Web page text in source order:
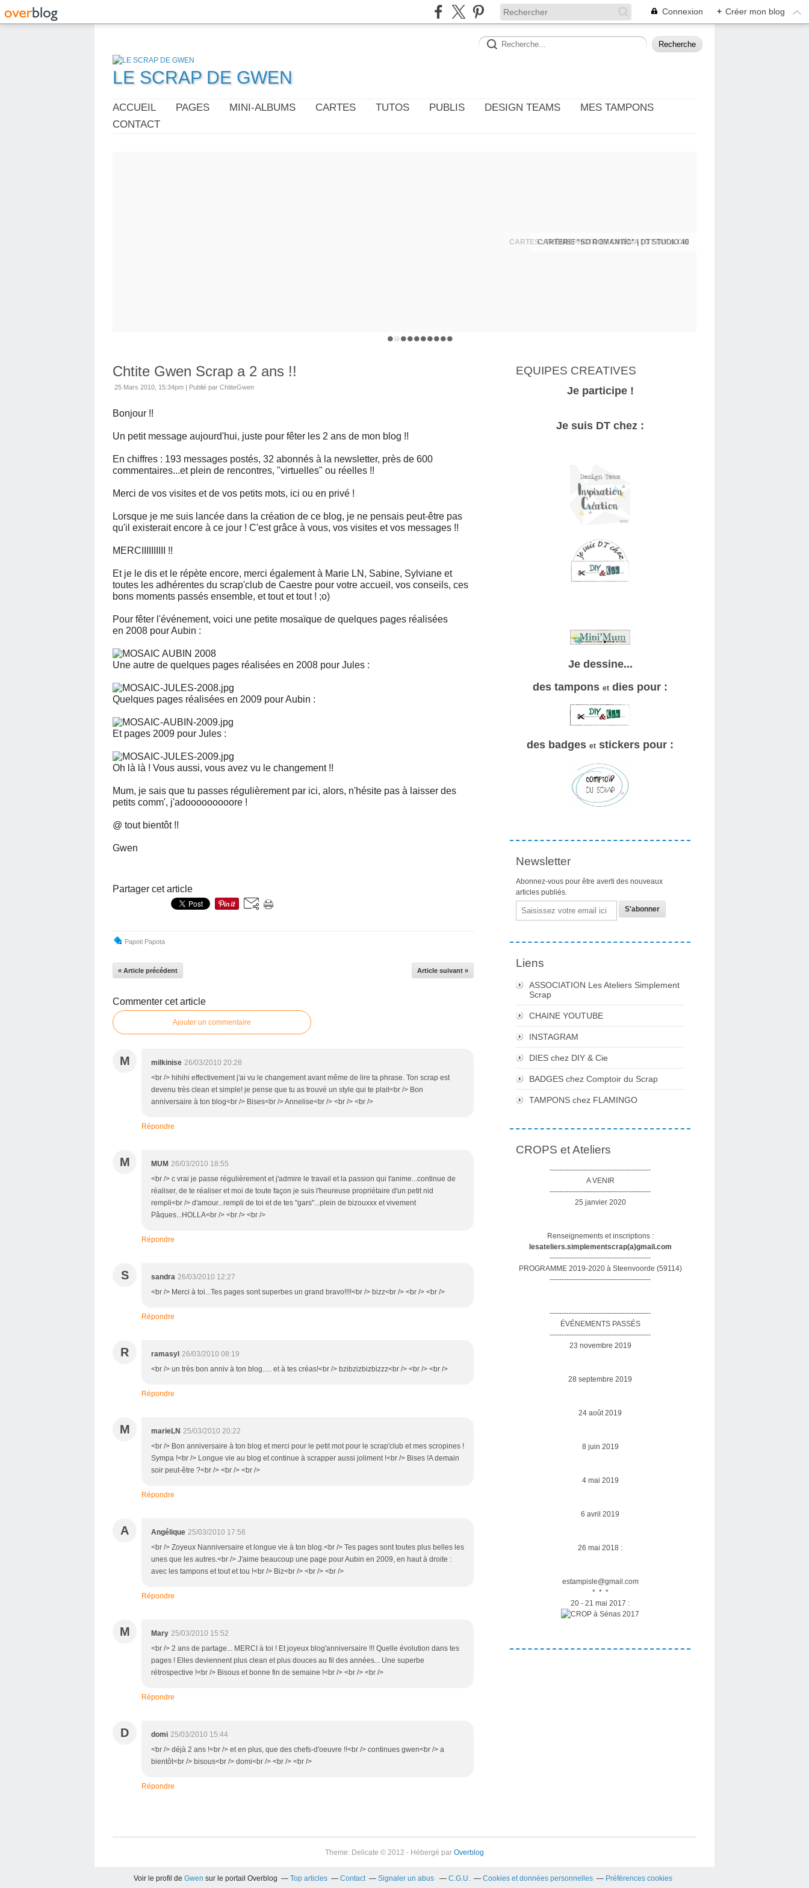
Connexion + Créer mon blog
LE SCRAP DE GWEN
ACCUEIL PAGES MINI-ALBUMS CARTES TUTOS PUBLIS DESIGN TEAMS
MES TAMPONS
CONTACT
CARTERIE "SO ROMANTIC" | DT STUDIO 40
CARTES : THÈME PHOTO ET CINÉMA | DT DIY & CIE
Chtite Gwen Scrap a 2 ans !!
25 Mars 2010, 15:34pm | Publié par ChtiteGwen
Bonjour !!
Un petit message aujourd'hui, juste pour fêter les 2 ans de mon blog !!
En chiffres : 193 messages postés, 32 abonnés à la newsletter, près de 600
commentaires...et plein de rencontres, "virtuelles" ou réelles !!
Merci de vos visites et de vos petits mots, ici ou en privé !
Lorsque je me suis lancée dans la création de ce blog, je ne pensais peut-être pas
qu'il existerait encore à ce jour ! C'est grâce à vous, vos visites et vos messages !!
MERCIIIIIIIIII !!
Et je le dis et le répète encore, merci également à Marie LN, Sabine, Sylviane et
toutes les adhérentes du scrap'club de Caestre pour votre accueil, vos conseils, ces
bons moments passés ensemble, et tout et tout ! ;o)
Pour fêter l'événement, voici une petite mosaïque de quelques pages réalisées
en 2008 pour Aubin :
Une autre de quelques pages réalisées en 2008 pour Jules :
Quelques pages réalisées en 2009 pour Aubin :
Et pages 2009 pour Jules :
Oh là là ! Vous aussi, vous avez vu le changement !!
Mum, je sais que tu passes régulièrement par ici, alors, n'hésite pas à laisser des
petits comm', j'adooooooooore !
@ tout bientôt !!
Gwen
Partager cet article
Papoti Papota
« Article précédent Article suivant »
Commenter cet article
Ajouter un commentaire
M milkinise 26/03/2010 20:28
<br /> hihihi effectivement j'ai vu le changement avant même de lire ta phrase. Ton scrap est
devenu très clean et simple! je pense que tu as trouvé un style qui te plait<br /> Bon
anniversaire à ton blog<br /> Bises<br /> Annelise<br /> <br /> <br />
Répondre
M MUM 26/03/2010 18:55
<br /> c vrai je passe régulièrement et j'admire le travail et la passion qui t'anime...continue de
réaliser, de te réaliser et moi de toute façon je suis l'heureuse propriétaire d'un petit nid
rempli<br /> d'amour...rempli de toi et de tes "gars"...plein de bizouxxx et vivement
Pâques...HOLLA<br /> <br /> <br />
Répondre
S sandra 26/03/2010 12:27
<br /> Merci à toi...Tes pages sont superbes un grand bravo!!!!<br /> bizz<br /> <br /> <br />
Répondre
R ramasyl 26/03/2010 08:19
<br /> un très bon anniv à ton blog..... et à tes créas!<br /> bzibzizbizbizzz<br /> <br /> <br />
Répondre
M marieLN 25/03/2010 20:22
<br /> Bon anniversaire à ton blog et merci pour le petit mot pour le scrap'club et mes scropines !
Sympa !<br /> Longue vie au blog et continue à scrapper aussi joliment !<br /> Bises !A demain
soir peut-être ?<br /> <br /> <br />
Répondre
A Angélique 25/03/2010 17:56
<br /> Zoyeux Nanniversaire et longue vie à ton blog.<br /> Tes pages sont toutes plus belles les
unes que les autres.<br /> J'aime beaucoup une page pour Aubin en 2009, en haut à droite :
avec les tampons et tout et tou !<br /> Biz<br /> <br /> <br />
Répondre
M Mary 25/03/2010 15:52
<br /> 2 ans de partage... MERCI à toi ! Et joyeux blog'anniversaire !!! Quelle évolution dans tes
pages ! Elles deviennent plus clean et plus douces au fil des années... Une superbe
rétrospective !<br /> Bisous et bonne fin de semaine !<br /> <br /> <br />
Répondre
D domi 25/03/2010 15:44
<br /> déjà 2 ans !<br /> et en plus, que des chefs-d'oeuvre !!<br /> continues gwen<br /> a
bientôt<br /> bisous<br /> domi<br /> <br /> <br />
Répondre
EQUIPES CREATIVES
Je participe !
Je suis DT chez :
Je dessine...
des tampons et dies pour :
des badges et stickers pour :
Newsletter
Abonnez-vous pour être averti des nouveaux
articles publiés.
Email
Liens
ASSOCIATION Les Ateliers Simplement
Scrap
CHAINE YOUTUBE
INSTAGRAM
DIES chez DIY & Cie
BADGES chez Comptoir du Scrap
TAMPONS chez FLAMINGO
CROPS et Ateliers
------------------------------------------
A VENIR
------------------------------------------
25 janvier 2020
Renseignements et inscriptions :
lesateliers.simplementscrap(a)gmail.com
------------------------------------------
PROGRAMME 2019-2020 à Steenvoorde (59114)
------------------------------------------
------------------------------------------
ÉVÉNEMENTS PASSÉS
------------------------------------------
23 novembre 2019
28 septembre 2019
24 août 2019
8 juin 2019
4 mai 2019
6 avril 2019
26 mai 2018 :
estampisle@gmail.com
* * *
20 - 21 mai 2017 :
Theme: Delicate © 2012 - Hébergé par Overblog
Voir le profil de Gwen sur le portail Overblog Top articles Contact Signaler un abus C.G.U. Cookies et données personnelles Préférences cookies